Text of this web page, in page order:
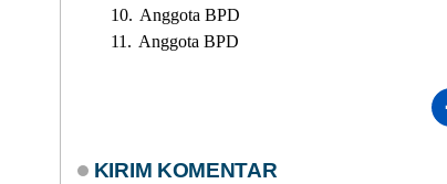
10. Anggota BPD
11. Anggota BPD
KIRIM KOMENTAR